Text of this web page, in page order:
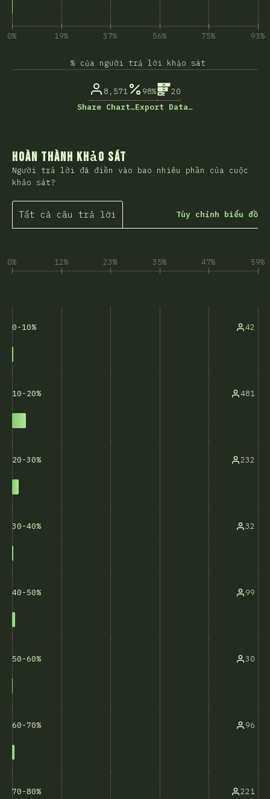
0% 19% 37% 56% 75% 93%
% của người trả lời khảo sát
8,571 98%
20
Share Chart…Export Data…
Hoàn thành khảo sát
Người trả lời đã điền vào bao nhiêu phần của cuộc
khảo sát?
Tất cả câu trả lời Tùy chỉnh biểu đồ
0% 12% 23% 35% 47% 59%
0-10% 42
10-20% 481
20-30% 232
30-40% 32
40-50% 99
50-60% 30
60-70% 96
70-80% 221